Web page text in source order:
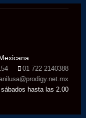
1
Jaime Maussan
01 722 2140388
hasta las 2.00